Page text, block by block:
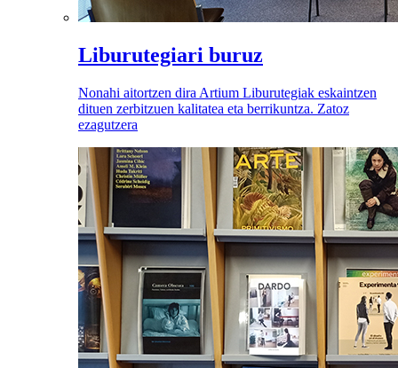
Liburutegiari buruz
Nonahi aitortzen dira Artium Liburutegiak eskaintzen
dituen zerbitzuen kalitatea eta berrikuntza. Zatoz
ezagutzera